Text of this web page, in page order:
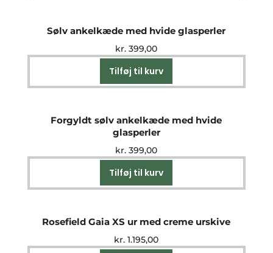
Sølv ankelkæde med hvide glasperler
kr. 399,00
Tilføj til kurv
Forgyldt sølv ankelkæde med hvide
glasperler
kr. 399,00
Tilføj til kurv
Rosefield Gaia XS ur med creme urskive
kr. 1.195,00